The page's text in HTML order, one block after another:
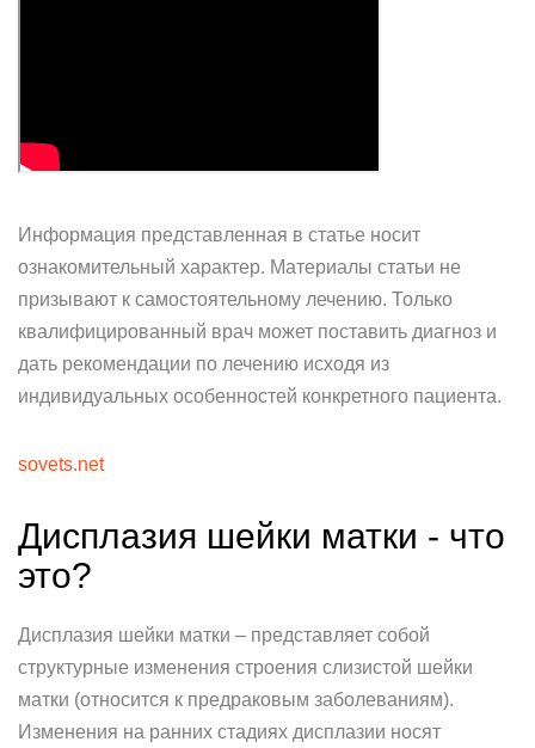
Информация представленная в статье носит
ознакомительный характер. Материалы статьи не
призывают к самостоятельному лечению. Только
квалифицированный врач может поставить диагноз и
дать рекомендации по лечению исходя из
индивидуальных особенностей конкретного пациента.
sovets.net
Дисплазия шейки матки - что
это?
Дисплазия шейки матки – представляет собой
структурные изменения строения слизистой шейки
матки (относится к предраковым заболеваниям).
Изменения на ранних стадиях дисплазии носят